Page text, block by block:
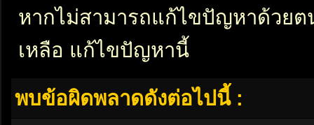
หากไม่สามารถแก้ไขปัญหาด้วย
เหลือ แก้ไขปัญหานี้
พบข้อผิดพลาดดังต่อไปนี้ :